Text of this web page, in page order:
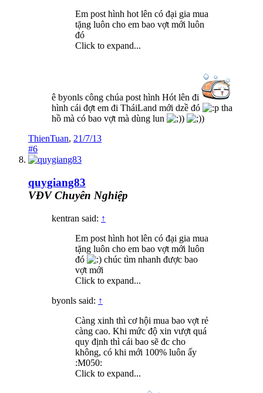
Em post hình hot lên có đại gia mua
tặng luôn cho em bao vợt mới luôn
đó
Click to expand...
ê byonls công chúa post hình Hót lên đi
hình cái đợt em đi TháiLand mới dzề đó
tha
hồ mà có bao vợt mà dùng lun
)
)
ThienTuan, 21/7/13
#6
quygiang83
VĐV Chuyên Nghiệp
kentran said: ↑
Em post hình hot lên có đại gia mua
tặng luôn cho em bao vợt mới luôn
đó
chúc tìm nhanh được bao
vợt mới
Click to expand...
byonls said: ↑
Càng xinh thì cơ hội mua bao vợt rẻ
càng cao. Khi mức độ xin vượt quá
quy định thì cái bao sẽ đc cho
không, có khi mới 100% luôn ấy
:M050:
Click to expand...